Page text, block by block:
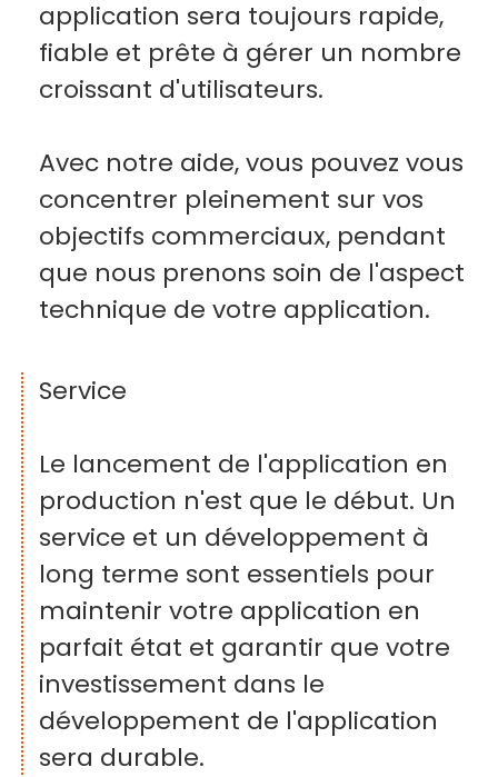
application sera toujours rapide,
fiable et prête à gérer un nombre
croissant d'utilisateurs.
Avec notre aide, vous pouvez vous
concentrer pleinement sur vos
objectifs commerciaux, pendant
que nous prenons soin de l'aspect
technique de votre application.
Service
Le lancement de l'application en
production n'est que le début. Un
service et un développement à
long terme sont essentiels pour
maintenir votre application en
parfait état et garantir que votre
investissement dans le
développement de l'application
sera durable.